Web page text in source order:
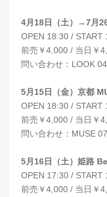
4月18日（土）→7月
OPEN 18:30 / START
前売￥4,000 / 当日￥
問い合わせ：LOOK
5月15日（金）京都
OPEN 18:30 / START
前売￥4,000 / 当日￥
問い合わせ：MUSE
5月16日（土）姫路
OPEN 17:30 / START
前売￥4,000 / 当日￥